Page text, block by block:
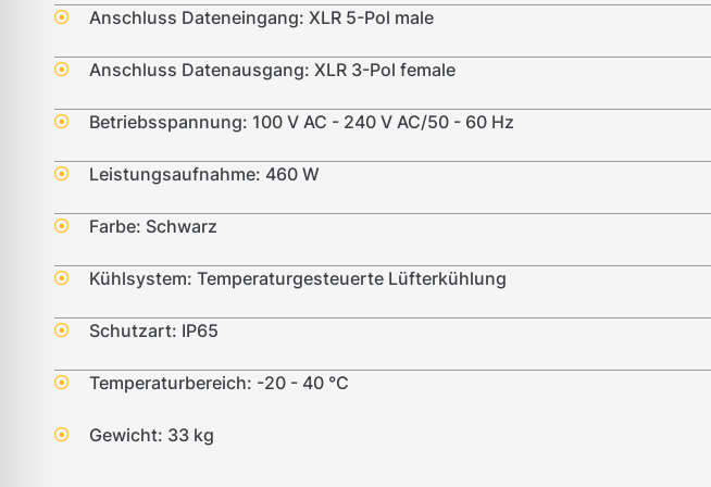
Anschluss Dateneingang: XLR 5-Pol male
Anschluss Datenausgang: XLR 3-Pol female
Betriebsspannung: 100 V AC - 240 V AC/50 - 60 Hz
Leistungsaufnahme: 460 W
Farbe: Schwarz
Kühlsystem: Temperaturgesteuerte Lüfterkühlung
Schutzart: IP65
Temperaturbereich: -20 - 40 °C
Gewicht: 33 kg